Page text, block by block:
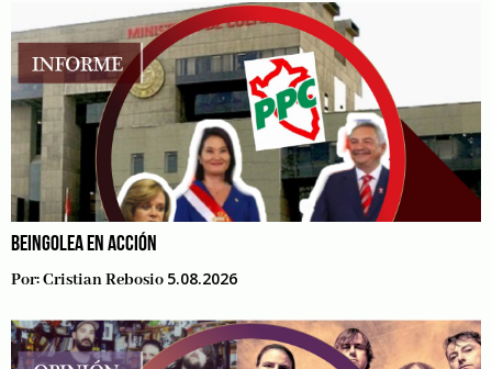
BEINGOLEA EN ACCIÓN
Por:Cristian Rebosio 5.08.2026